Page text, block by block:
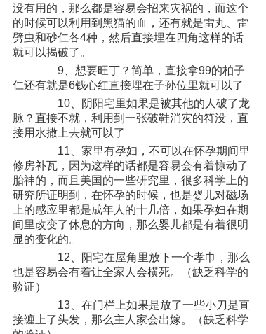
没有用的，那么都是容易会招来灾祸的，而这个
的时候可以利用到黑猫的血，还有就是雷丸、雷
劈虫和砂仁各4种，然后直接埋在四角这样的话
就可以揭破了。
9、想要旺丁？简单，直接拿99的柏子
仁还有就是6钱心红直接埋在子孙位里就可以了
10、阴阳宅里如果是被其他的人破了龙
脉？直接不就，利用到一张破鞋消灾的符没，直
接用水撒上去就可以了
11、家里有孕妇，不可以在怀孕期间里
修房补瓦，因为这样的话都是容易会有着惊动了
胎神的，而且美国的一些研究里，很多科学上的
研究所证明到，在怀孕的时候，也是婴儿对磁场
上的感应里都是成年人的十几倍，如果孕妇在期
间里改变了休息的方向，那么婴儿都是有着很明
显的变化的。
12、阳宅在屋角里放下一个孝巾，那么
也是容易会有着让全家人会横死。（缺乏科学的
验证）
13、在门栏上如果是放了一些小刀是直
接缠上了头发，那么主人家会出嫁。（缺乏科学